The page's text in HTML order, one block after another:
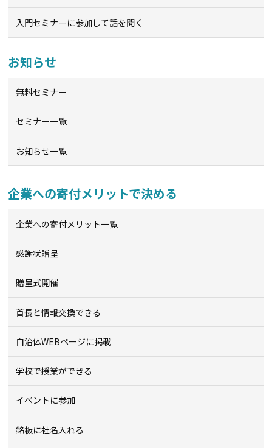
入門セミナーに参加して話を聞く
お知らせ
無料セミナー
セミナー一覧
お知らせ一覧
企業への寄付メリットで決める
企業への寄付メリット一覧
感謝状贈呈
贈呈式開催
首長と情報交換できる
自治体WEBページに掲載
学校で授業ができる
イベントに参加
銘板に社名入れる